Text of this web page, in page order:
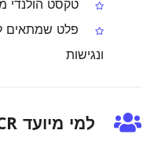
פלט שמתאים
ונגישות
למי מיועד Dutch Image OCR?